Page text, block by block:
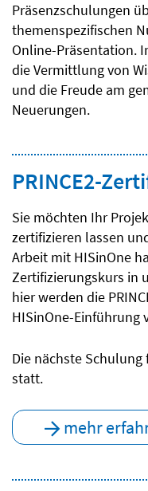
Präsenzschulungen
themenspezifischen
Online-Präsentation.
die Vermittlung von
und die Freude am
Neuerungen.
PRINCE2-
Sie möchten Ihr
zertifizieren lassen
Arbeit mit HISinOne
Zertifizierungskurs in
hier werden die
HISinOne-Einführung
Die nächste Schulung
statt.
mehr